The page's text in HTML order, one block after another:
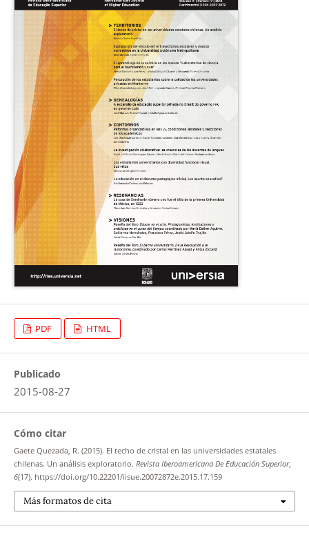
PDF HTML
Publicado
2015-08-27
Cómo citar
Gaete Quezada, R. (2015). El techo de cristal en las universidades estatales
chilenas. Un análisis exploratorio. Revista Iberoamericana De Educación Superior,
6(17). https://doi.org/10.22201/iisue.20072872e.2015.17.159
Más formatos de cita